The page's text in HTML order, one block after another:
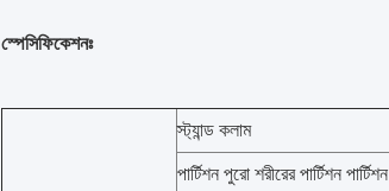
স্পেসিফিকেশনঃ
স্ট্যান্ড কলাম
পার্টিশন পুরো শরীরের পার্টিশন পার্টিশন